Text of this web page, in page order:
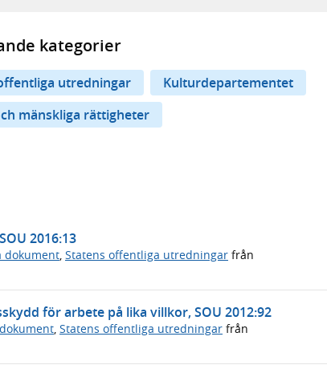
kategorier
utredningar
Kulturdepartementet
mänskliga rättigheter
2016:13
dokument, Statens offentliga utredningar från
för arbete på lika villkor, SOU 2012:92
Statens offentliga utredningar från